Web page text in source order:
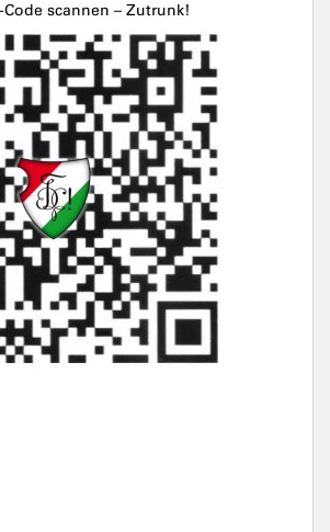
scannen – Zutrunk!